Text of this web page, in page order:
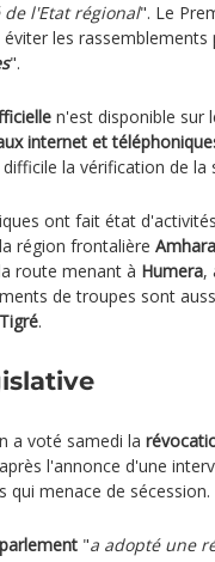
l'Etat régional". Le
les
".
n'est disponible sur
internet et
la vérification de la
ont fait état
région frontalière Amhara
route menant à Humera,
de troupes sont
Tigré.
a voté samedi la
l'annonce d'une
qui menace de sécession.
parlement "a adopté une